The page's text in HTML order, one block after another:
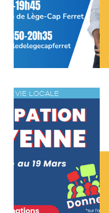
VIE LOCALE